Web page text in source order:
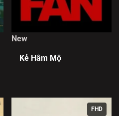
New
Kẻ Hâm Mộ
FHD